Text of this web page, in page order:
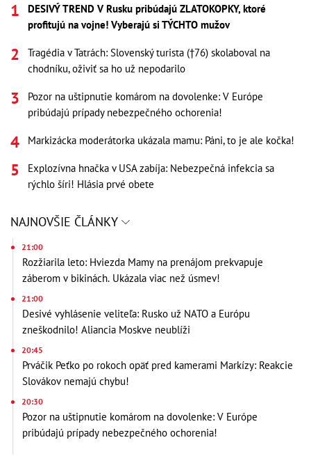
DESIVÝ TREND V Rusku pribúdajú ZLATOKOPKY, ktoré
profitujú na vojne! Vyberajú si TÝCHTO mužov
Tragédia v Tatrách: Slovenský turista (†76) skolaboval na
chodníku, oživiť sa ho už nepodarilo
Pozor na uštipnutie komárom na dovolenke: V Európe
pribúdajú prípady nebezpečného ochorenia!
Markizácka moderátorka ukázala mamu: Páni, to je ale kočka!
Explozívna hnačka v USA zabíja: Nebezpečná infekcia sa
rýchlo šíri! Hlásia prvé obete
NAJNOVŠIE ČLÁNKY
21:00
Rozžiarila leto: Hviezda Mamy na prenájom prekvapuje
záberom v bikinách. Ukázala viac než úsmev!
21:00
Desivé vyhlásenie veliteľa: Rusko už NATO a Európu
zneškodnilo! Aliancia Moskve neublíži
20:45
Prváčik Peťko po rokoch opäť pred kamerami Markízy: Reakcie
Slovákov nemajú chybu!
20:30
Pozor na uštipnutie komárom na dovolenke: V Európe
pribúdajú prípady nebezpečného ochorenia!